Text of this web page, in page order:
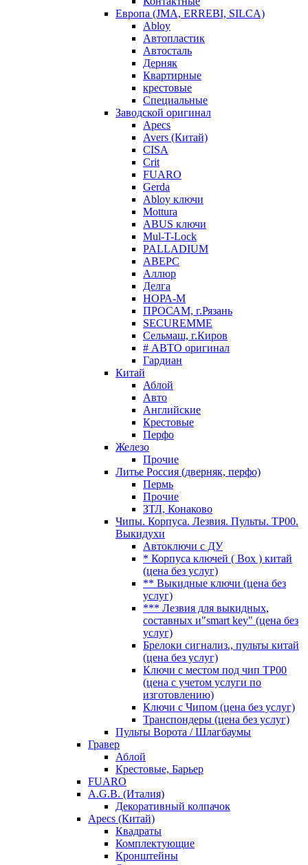
Европа (JMA, ERREBI, SILCA)
Abloy
Автопластик
Автосталь
Дерняк
Квартирные
крестовые
Специальные
Заводской оригинал
Apecs
Avers (Китай)
CISA
Crit
FUARO
Gerda
Abloy ключи
Mottura
ABUS ключи
Mul-T-Lock
PALLADIUM
АВЕРС
Аллюр
Делга
НОРА-М
ПРОСАМ, г.Рязань
SECUREMME
Сельмаш, г.Киров
# АВТО оригинал
Гардиан
Китай
Аблой
Авто
Английские
Крестовые
Перфо
Железо
Прочие
Литье Россия (дверняк, перфо)
Пермь
Прочие
ЗТЛ, Конаково
Чипы. Корпуса. Лезвия. Пульты. TP00.
Выкидухи
Автоключи с ДУ
* Корпуса ключей ( Box ) китай
(цена без услуг)
** Выкидные ключи (цена без
услуг)
*** Лезвия для выкидных,
составных и"smart key" (цена без
услуг)
Брелоки сигнализ., пульты китай
(цена без услуг)
Ключи с местом под чип TP00
(цена с учетом услуги по
изготовлению)
Ключи с Чипом (цена без услуг)
Транспондеры (цена без услуг)
Пульты Ворота / Шлагбаумы
Гравер
Аблой
Крестовые, Барьер
FUARO
A.G.B. (Италия)
Декоративный колпачок
Apecs (Китай)
Квадраты
Комплектующие
Кронштейны